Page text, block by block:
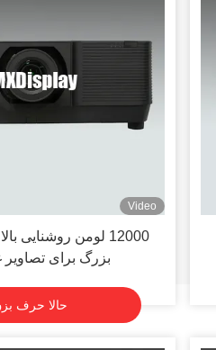
Video
12000 لومن روشنایی
بزرگ برای تصاویر
حالا حرف